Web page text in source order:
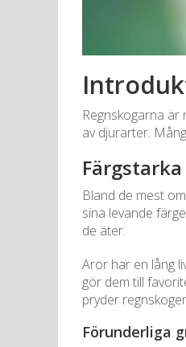
Regnskogarna
av djurarter.
Bland de mest
sina levande
de äter.
Aror har en lång
gör dem till
pryder
Förunderliga